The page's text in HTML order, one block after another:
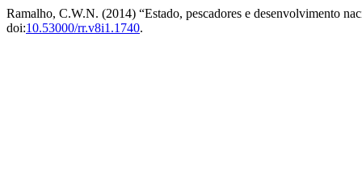
Ramalho, C.W.N. (2014) “Estado, pescadores e desenvolvimento
doi:10.53000/rr.v8i1.1740.